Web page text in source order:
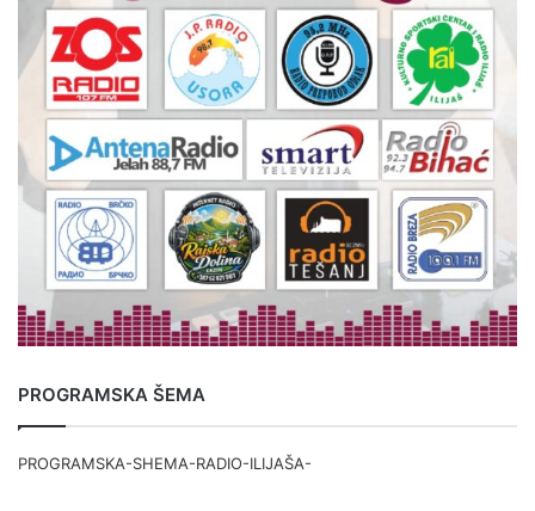
PROGRAMSKA ŠEMA
PROGRAMSKA-SHEMA-RADIO-ILIJAŠA-